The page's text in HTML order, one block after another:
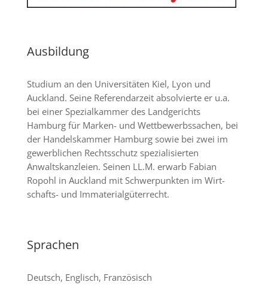
Ausbildung
Studium an den Universitäten Kiel, Lyon und
Auckland. Seine Referen­dar­zeit absolvierte er u.a.
bei einer Spezial­kammer des Landgerichts
Hamburg für Marken- und Wett­be­werbs­sachen, bei
der Handels­kam­mer Hamburg sowie bei zwei im
gewerblichen Rechts­schutz spezia­lisierten
Anwaltskanzleien. Seinen LL.M. erwarb Fabian
Ropohl in Auckland mit Schwer­punkten im Wirt­
schafts- und Immaterial­güterrecht.
Sprachen
Deutsch, Englisch, Französisch